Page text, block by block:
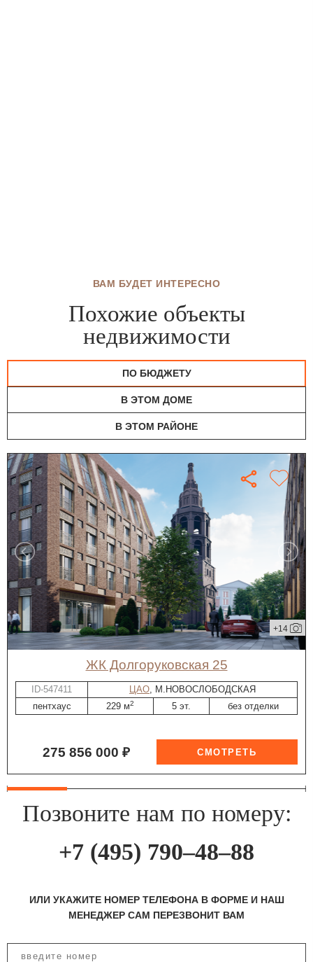
ВАМ БУДЕТ ИНТЕРЕСНО
Похожие объекты
недвижимости
ПО БЮДЖЕТУ
В ЭТОМ ДОМЕ
В ЭТОМ РАЙОНЕ
+14
ЖК Долгоруковская 25
ID-547411 ЦАО, М.НОВОСЛОБОДСКАЯ
пентхаус
229 м2 5 эт. без отделки
275 856 000 ₽
Позвоните нам по номеру:
+7 (495) 790–48–88
ИЛИ УКАЖИТЕ НОМЕР ТЕЛЕФОНА В ФОРМЕ И НАШ
МЕНЕДЖЕР САМ ПЕРЕЗВОНИТ ВАМ